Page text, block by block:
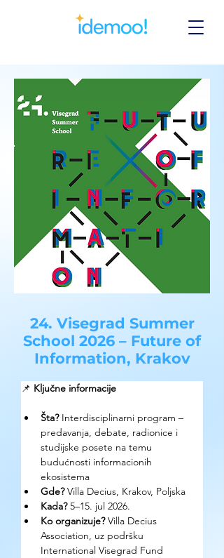
24. Visegrad Summer
School 2026 – Future of
Information, Krakov
📌 Ključne informacije
Šta? Interdisciplinarni program –
predavanja, debate, radionice i
studijske posete na temu
budućnosti informacionih
ekosistema
Gde? Villa Decius, Krakov, Poljska
Kada? 5–15. jul 2026.
Ko organizuje? Villa Decius
Association, uz podršku
International Visegrad Fund